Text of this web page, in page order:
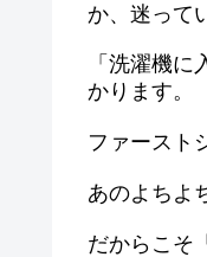
か、迷って
「洗濯機
かります。
ファースト
あのよちよ
だからこそ